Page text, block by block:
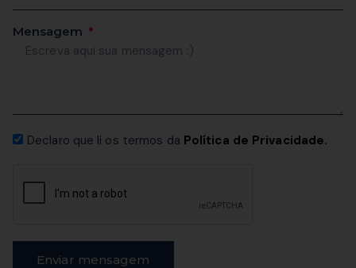
Mensagem
Declaro que li os termos da Política de Privacidade.
Enviar mensagem